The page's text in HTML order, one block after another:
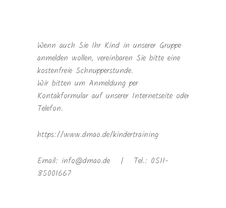
Wenn auch Sie Ihr Kind in unserer Gruppe
anmelden wollen, vereinbaren Sie bitte eine
kostenfreie Schnupperstunde.
Wir bitten um Anmeldung per
Kontakformular auf unserer Internetseite oder
Telefon.
https://www.dmao.de/kindertraining
Email: info@dmao.de | Tel.: 0511-
85001667